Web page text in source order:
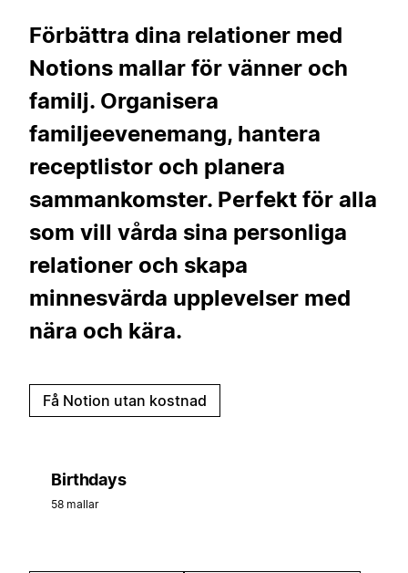
Förbättra dina relationer med
Notions mallar för vänner och
familj. Organisera
familjeevenemang, hantera
receptlistor och planera
sammankomster. Perfekt för alla
som vill vårda sina personliga
relationer och skapa
minnesvärda upplevelser med
nära och kära.
Få Notion utan kostnad
Birthdays
58 mallar